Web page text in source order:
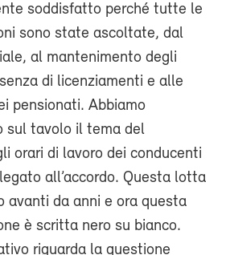
soddisfatto perché tutte le
sono state ascoltate, dal
al mantenimento degli
di licenziamenti e alle
pensionati. Abbiamo
sul tavolo il tema del
orari di lavoro dei conducenti
all’accordo. Questa lotta
avanti da anni e ora questa
è scritta nero su bianco.
riguarda la questione